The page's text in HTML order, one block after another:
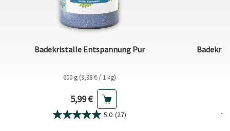
Badekristalle Entspannung Pur
600 g (9,98 € / 1 kg)
Aktueller Preis
5,99 €
5.0 (27)